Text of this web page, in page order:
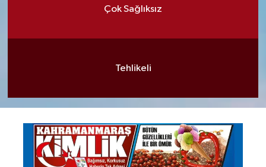
Çok Sağlıksız
Tehlikeli